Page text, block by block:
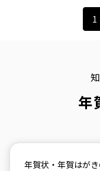
1
年
年賀状・年賀はが